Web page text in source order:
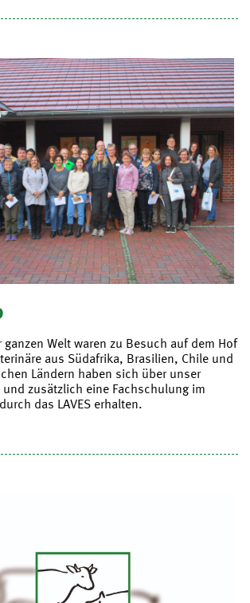
ganzen Welt waren zu Besuch auf dem Hof
aus Südafrika, Brasilien, Chile und
Ländern haben sich über unser
zusätzlich eine Fachschulung im
das LAVES erhalten.